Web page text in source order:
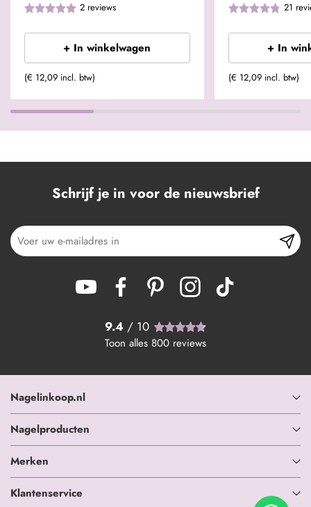
2 reviews
+ In winkelwagen
(€ 12,09 incl. btw)
21
+ In
(€ 12,09 incl. btw)
Schrijf je in voor de nieuwsbrief
9.4 / 10
Toon alles 800 reviews
Nagelinkoop.nl
Nagelproducten
Merken
Klantenservice